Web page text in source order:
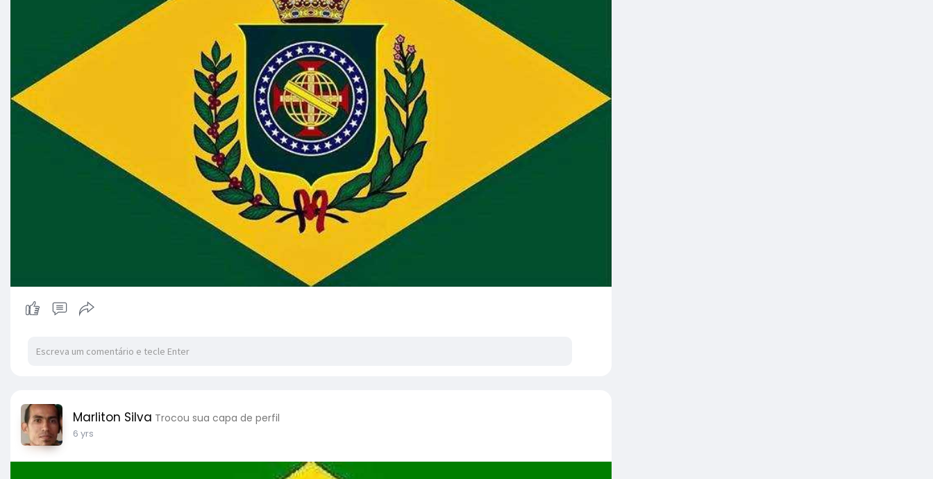
Marliton Silva Trocou sua capa de perfil
6 yrs